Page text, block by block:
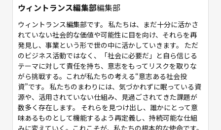
ウィントランス編集部編集部
ウィントランス編集部です。 私たちは、まだ十分に活かさ
れていない社会的な価値や可能性に目を向け、それらを再
発見し、事業という形で世の中に活かしていきます。 ただ
のビジネス活動ではなく、「社会に必要だ」と自ら信じる
テーマに対して責任を持ち、意志をもってリスクを取りな
がら挑戦する。これが私たちの考える“意志ある社会投
資”です。 私たちのまわりには、気づかれずに眠っている資
源や、活用されていない仕組み、見過ごされてきた課題が
数多く存在します。 それらを見つけ出し、誰かにとって意
味あるものとして機能するよう再定義し、持続可能な仕組
みに変えていく。これこそが、私たちの根本的な使命です。